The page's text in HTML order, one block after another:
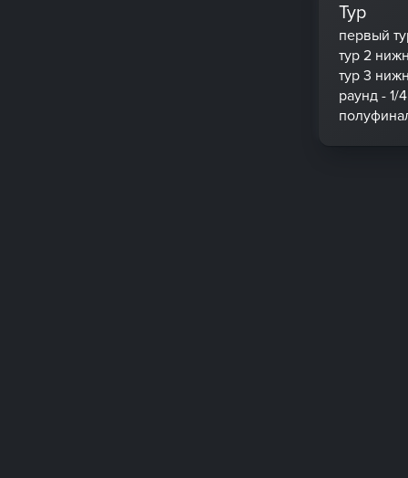
Тур
первый
тур 2
тур 3
раунд - 1/4